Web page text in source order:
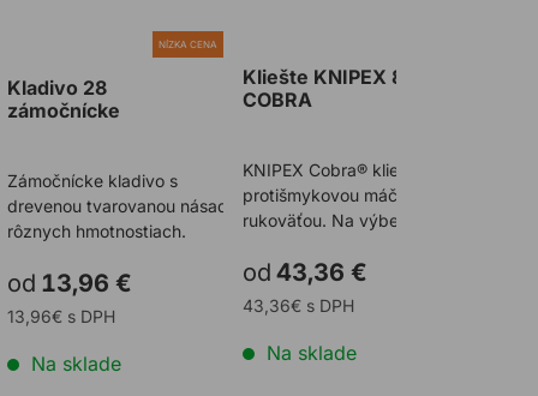
NÍZKA CENA
Kladivo 28
zámočnícke
Zámočnícke kladivo s
drevenou tvarovanou násadou v
rôznych hmotnostiach.
od 13,96 €
13,96€ s DPH
Na sklade
Kliešte KNIPEX 8701
COBRA
KNIPEX Cobra® kliešte s
protišmykovou máčanou
rukoväťou. Na výber dva
250mm.
od 43,36 €
43,36€ s DPH
Na sklade